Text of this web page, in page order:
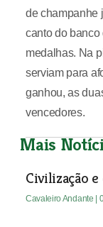
de champanhe
canto do banco
medalhas. Na
serviam para
ganhou, as
vencedores.
Mais
Civilização
Cavaleiro Andante |